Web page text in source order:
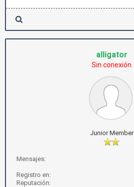
alligator
Sin conexión
Junior Member
Mensajes:
Registro en:
Reputación: